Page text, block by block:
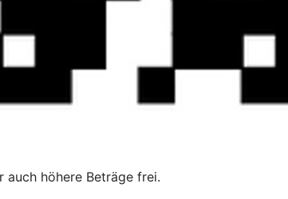
auch höhere Beträge frei.